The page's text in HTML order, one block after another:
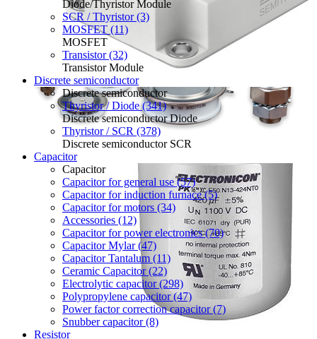
Diode/Thyristor Module
SCR / Thyristor (3)
MOSFET (11)
MOSFET
Transistor (32)
Transistor Module
Discrete semiconductor
Discrete semiconductor
Thyristor / Diode (341)
Discrete semiconductor Diode
Thyristor / SCR (378)
Discrete semiconductor SCR
Capacitor
Capacitor
Capacitor for general use (57)
Capacitor for induction furnace (5)
Capacitor for motors (34)
Accessories (12)
Capacitor for power electronics (70)
Capacitor Mylar (47)
Capacitor Tantalum (11)
Ceramic Capacitor (22)
Electrolytic capacitor (298)
Polypropylene capacitor (47)
Power factor correction capacitor (7)
Snubber capacitor (8)
Resistor